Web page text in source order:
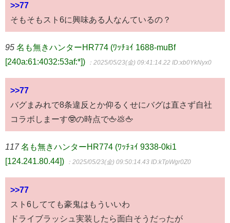
>>77
そもそもスト6に興味ある人なんているの？
95 名も無きハンターHR774 (ﾜｯﾁｮｲ 1688-muBf
[240a:61:4032:53af:*])
：2025/05/23(金) 09:41:14.22 ID:xb0YkNyx0
>>77
バグまみれで8条違反とか仰るくせにバグは直さず自社
コラボしまーす🤓の時点で🖕💩🖕
117 名も無きハンターHR774 (ﾜｯﾁｮｲ 9338-0ki1
[124.241.80.44])
：2025/05/23(金) 09:50:14.43 ID:kTpWgr0Z0
>>77
スト6してても豪鬼はもういいわ
ドライブラッシュ実装したら面白そうだったが